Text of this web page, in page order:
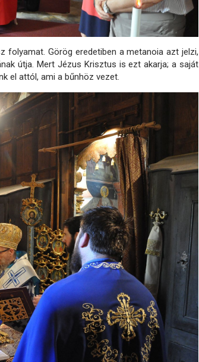
folyamat. Görög eredetiben a metanoia azt jelzi,
útja. Mert Jézus Krisztus is ezt akarja; a saját
el attól, ami a bűnhöz vezet.